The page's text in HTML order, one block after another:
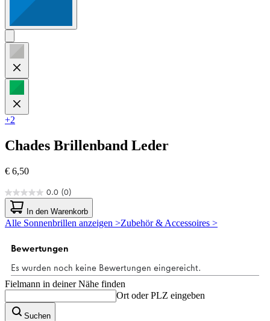
+2
Chades Brillenband Leder
€ 6,50
0.0 (0)
0.0
von
5
Sternen.
In den Warenkorb
Alle Sonnenbrillen anzeigen >Zubehör & Accessoires >
Fielmann in deiner Nähe finden
Ort oder PLZ eingeben
Suchen